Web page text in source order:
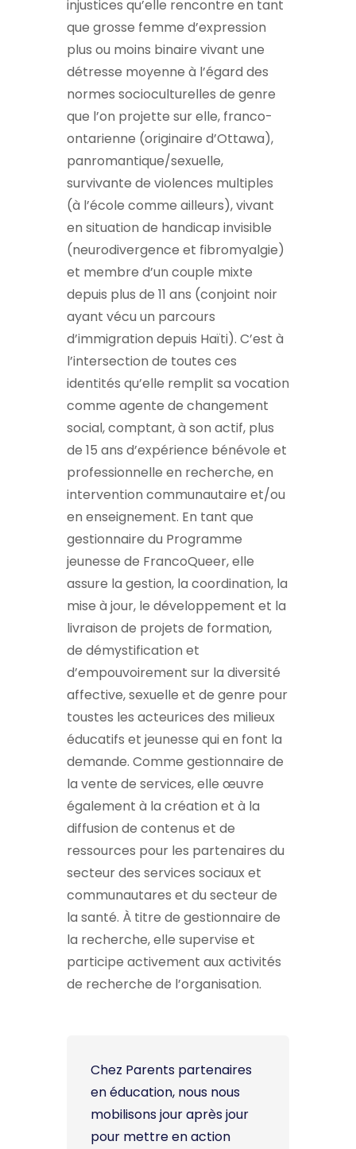
injustices qu’elle rencontre en tant
que grosse femme d’expression
plus ou moins binaire vivant une
détresse moyenne à l’égard des
normes socioculturelles de genre
que l’on projette sur elle, franco-
ontarienne (originaire d’Ottawa),
panromantique/sexuelle,
survivante de violences multiples
(à l’école comme ailleurs), vivant
en situation de handicap invisible
(neurodivergence et fibromyalgie)
et membre d’un couple mixte
depuis plus de 11 ans (conjoint noir
ayant vécu un parcours
d’immigration depuis Haïti). C’est à
l’intersection de toutes ces
identités qu’elle remplit sa vocation
comme agente de changement
social, comptant, à son actif, plus
de 15 ans d’expérience bénévole et
professionnelle en recherche, en
intervention communautaire et/ou
en enseignement. En tant que
gestionnaire du Programme
jeunesse de FrancoQueer, elle
assure la gestion, la coordination, la
mise à jour, le développement et la
livraison de projets de formation,
de démystification et
d’empouvoirement sur la diversité
affective, sexuelle et de genre pour
toustes les acteurices des milieux
éducatifs et jeunesse qui en font la
demande. Comme gestionnaire de
la vente de services, elle œuvre
également à la création et à la
diffusion de contenus et de
ressources pour les partenaires du
secteur des services sociaux et
communautares et du secteur de
la santé. À titre de gestionnaire de
la recherche, elle supervise et
participe activement aux activités
de recherche de l’organisation.
Chez Parents partenaires
en éducation, nous nous
mobilisons jour après jour
pour mettre en action